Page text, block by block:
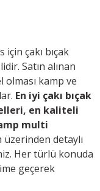
için çakı bıçak
Satın alınan
olması kamp ve
En iyi çakı bıçak
en kaliteli
multi
detaylı
Her türlü konuda
geçerek